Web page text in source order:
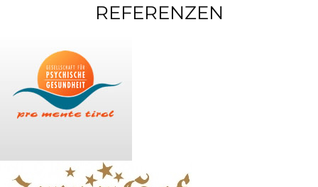
REFERENZEN